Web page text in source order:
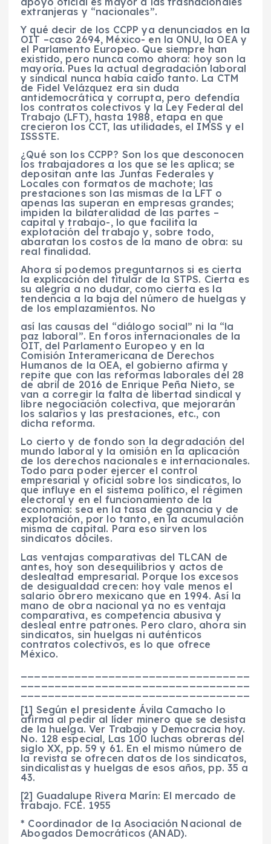
extranjeras y “nacionales”.
Y qué decir de los CCPP ya denunciados en la
OIT –caso 2694, México- en la ONU, la OEA y
el Parlamento Europeo. Que siempre han
existido, pero nunca como ahora: hoy son la
mayoría. Pues la actual degradación laboral
y sindical nunca había caído tanto. La CTM
de Fidel Velázquez era sin duda
antidemocrática y corrupta, pero defendía
los contratos colectivos y la Ley Federal del
Trabajo (LFT), hasta 1988, etapa en que
crecieron los CCT, las utilidades, el IMSS y el
ISSSTE.
¿Qué son los CCPP? Son los que desconocen
los trabajadores a los que se les aplica; se
depositan ante las Juntas Federales y
Locales con formatos de machote; las
prestaciones son las mismas de la LFT o
apenas las superan en empresas grandes;
impiden la bilateralidad de las partes –
capital y trabajo-, lo que facilita la
explotación del trabajo y, sobre todo,
abaratan los costos de la mano de obra: su
real finalidad.
Ahora sí podemos preguntarnos si es cierta
la explicación del titular de la STPS. Cierta es
su alegría a no dudar, como cierta es la
tendencia a la baja del número de huelgas y
de los emplazamientos. No
así las causas del “diálogo social” ni la “la
paz laboral”. En foros internacionales de la
OIT, del Parlamento Europeo y en la
Comisión Interamericana de Derechos
Humanos de la OEA, el gobierno afirma y
repite que con las reformas laborales del 28
de abril de 2016 de Enrique Peña Nieto, se
van a corregir la falta de libertad sindical y
libre negociación colectiva, que mejorarán
los salarios y las prestaciones, etc., con
dicha reforma.
Lo cierto y de fondo son la degradación del
mundo laboral y la omisión en la aplicación
de los derechos nacionales e internacionales.
Todo para poder ejercer el control
empresarial y oficial sobre los sindicatos, lo
que influye en el sistema político, el régimen
electoral y en el funcionamiento de la
economía: sea en la tasa de ganancia y de
explotación, por lo tanto, en la acumulación
misma de capital. Para eso sirven los
sindicatos dóciles.
Las ventajas comparativas del TLCAN de
antes, hoy son desequilibrios y actos de
deslealtad empresarial. Porque los excesos
de desigualdad crecen: hoy vale menos el
salario obrero mexicano que en 1994. Así la
mano de obra nacional ya no es ventaja
comparativa, es competencia abusiva y
desleal entre patrones. Pero claro, ahora sin
sindicatos, sin huelgas ni auténticos
contratos colectivos, es lo que ofrece
México.
__________________________________
__________________________________
[1] Según el presidente Ávila Camacho lo
afirma al pedir al líder minero que se desista
de la huelga. Ver Trabajo y Democracia hoy.
No. 128 especial, Las 100 luchas obreras del
siglo XX, pp. 59 y 61. En el mismo número de
la revista se ofrecen datos de los sindicatos,
sindicalistas y huelgas de esos años, pp. 35 a
43.
[2] Guadalupe Rivera Marín: El mercado de
trabajo. FCE. 1955
* Coordinador de la Asociación Nacional de
Abogados Democráticos (ANAD).